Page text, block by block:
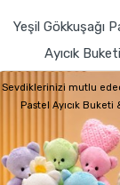
Yeşil Gökkuşağı
Ayıcık
Sevdiklerinizi mutlu
Pastel Ayıcık Buketi